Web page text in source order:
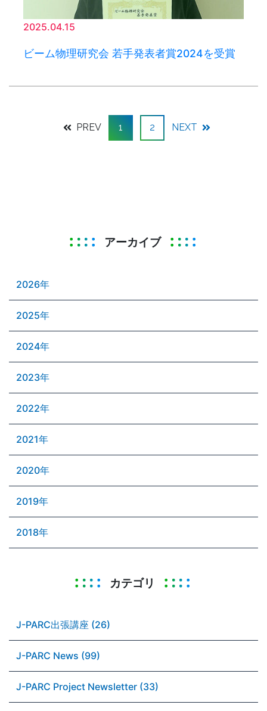
2025.04.15
ビーム物理研究会 若手発表者賞2024を受賞
PREV 1 2 NEXT
アーカイブ
2026年
2025年
2024年
2023年
2022年
2021年
2020年
2019年
2018年
カテゴリ
J-PARC出張講座 (26)
J-PARC News (99)
J-PARC Project Newsletter (33)